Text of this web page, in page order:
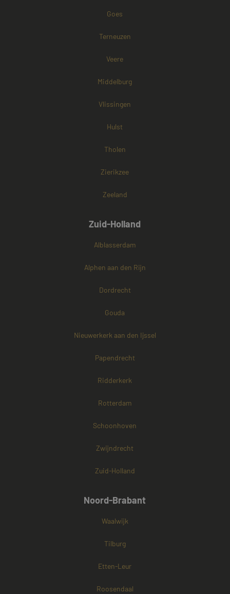
Goes
Terneuzen
Veere
Middelburg
Vlissingen
Hulst
Tholen
Zierikzee
Zeeland
Zuid-Holland
Alblasserdam
Alphen aan den Rijn
Dordrecht
Gouda
Nieuwerkerk aan den Ijssel
Papendrecht
Ridderkerk
Rotterdam
Schoonhoven
Zwijndrecht
Zuid-Holland
Noord-Brabant
Waalwijk
Tilburg
Etten-Leur
Roosendaal